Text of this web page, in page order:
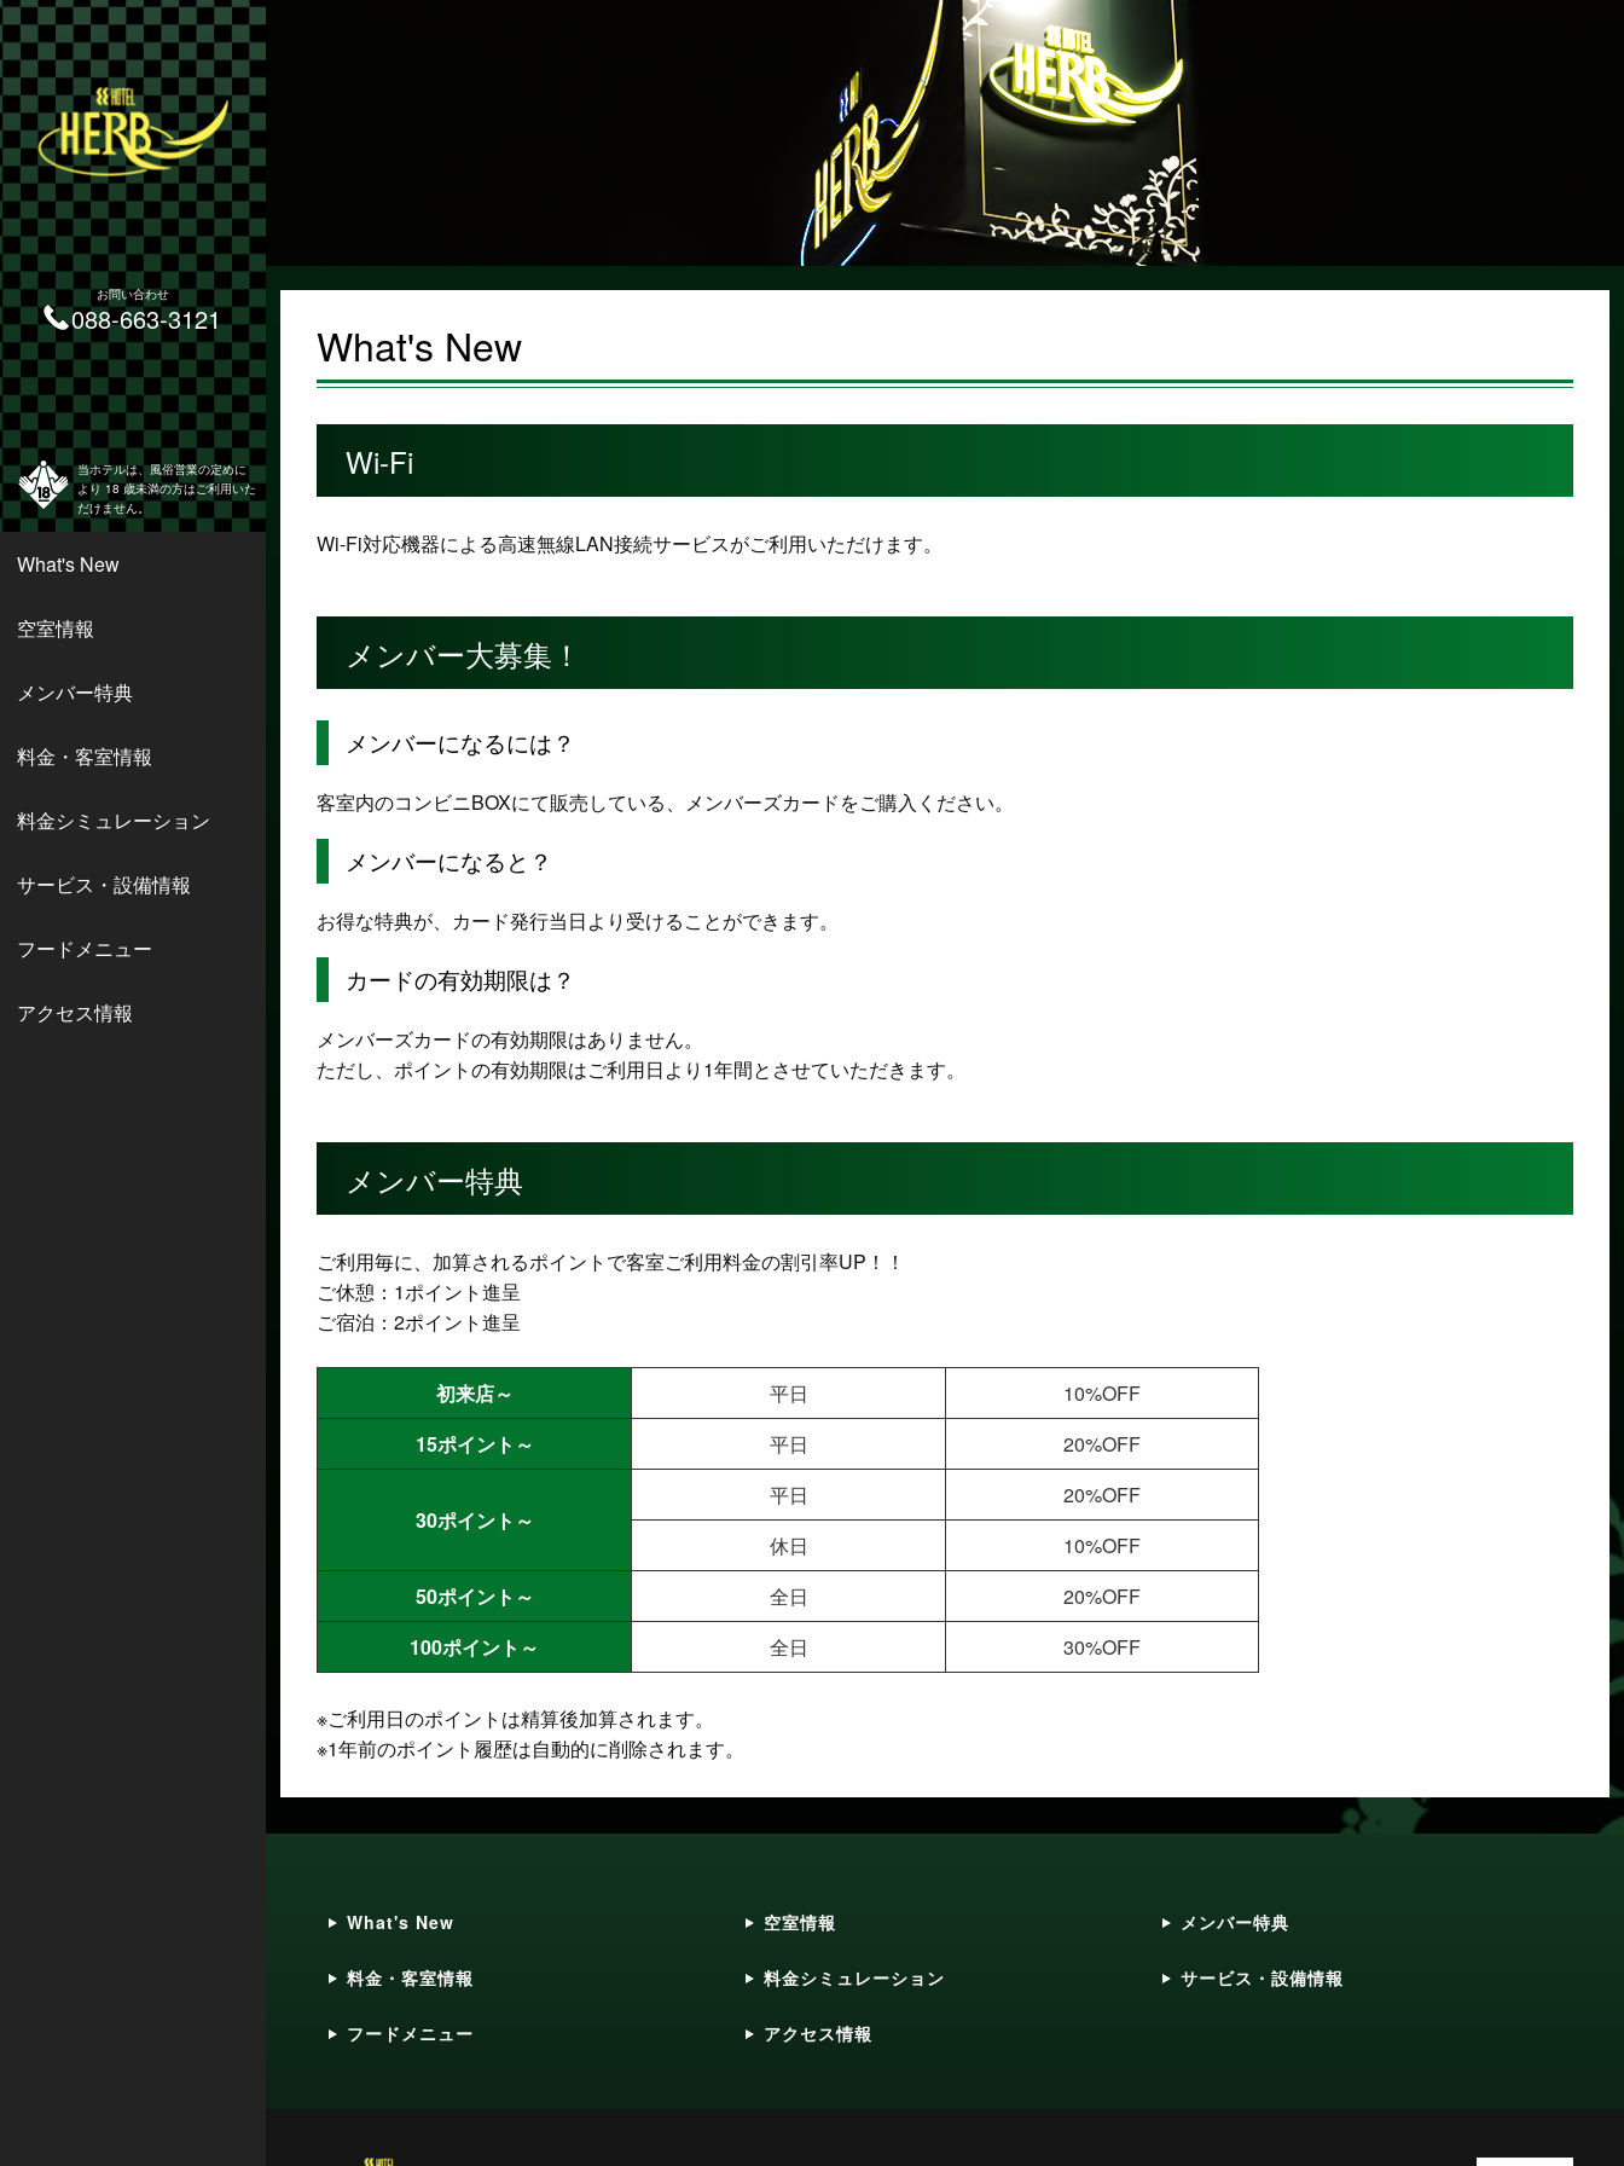
当ホテルは、風俗営業の定めに
より 18 歳未満の方はご利用いた
だけません。
お問い合わせ
088-663-3121
What's New
空室情報
メンバー特典
料金・客室情報
料金シミュレーション
サービス・設備情報
フードメニュー
アクセス情報
What's New
Wi-Fi
Wi-Fi対応機器による高速無線LAN接続サービスがご利用いただけます。
メンバー大募集！
メンバーになるには？
客室内のコンビニBOXにて販売している、メンバーズカードをご購入ください。
メンバーになると？
お得な特典が、カード発行当日より受けることができます。
カードの有効期限は？
メンバーズカードの有効期限はありません。
ただし、ポイントの有効期限はご利用日より1年間とさせていただきます。
メンバー特典
ご利用毎に、加算されるポイントで客室ご利用料金の割引率UP！！
ご休憩：1ポイント進呈
ご宿泊：2ポイント進呈
初来店～ 平日
10%OFF
15ポイント～
平日 20%OFF
30ポイント～
平日
20%OFF
休日
10%OFF
50ポイント～
全日
20%OFF
100ポイント～
全日 30%OFF
※ご利用日のポイントは精算後加算されます。
※1年前のポイント履歴は自動的に削除されます。
What's New 空室情報 メンバー特典
料金・客室情報 料金シミュレーション サービス・設備情報
フードメニュー アクセス情報